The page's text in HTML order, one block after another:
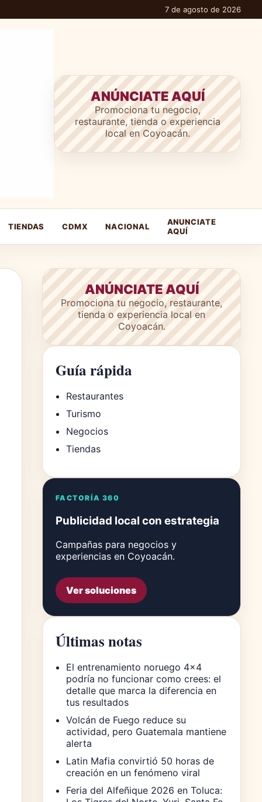
7 de agosto de 2026
ANÚNCIATE AQUÍ
Promociona tu negocio,
restaurante, tienda o experiencia
local en Coyoacán.
TIENDAS CDMX NACIONAL
ANUNCIATE
AQUÍ
ANÚNCIATE AQUÍ
Promociona tu negocio, restaurante,
tienda o experiencia local en
Coyoacán.
Guía rápida
Restaurantes
Turismo
Negocios
Tiendas
FACTORÍA 360
Publicidad local con estrategia
Campañas para negocios y
experiencias en Coyoacán.
Ver soluciones
Últimas notas
El entrenamiento noruego 4×4
podría no funcionar como crees: el
detalle que marca la diferencia en
tus resultados
Volcán de Fuego reduce su
actividad, pero Guatemala mantiene
alerta
Latin Mafia convirtió 50 horas de
creación en un fenómeno viral
Feria del Alfeñique 2026 en Toluca: